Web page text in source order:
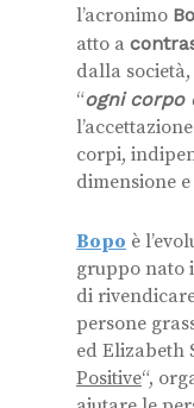
l’acronimo
atto a
dalla
“ogni corpo
corpi,
dimensione
Bopo è
gruppo nato
di
persone
ed Elizabeth
Positive“,